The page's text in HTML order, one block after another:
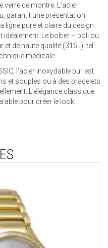
de montre. L’acier
garantit une présentation
ligne pure et claire du design
idéalement. Le boîtier – poli ou
de haute qualité (316L), tel
médicale.
l’acier inoxydable pur est
et souples ou à des bracelets
L’élégance classique
pour créer le look